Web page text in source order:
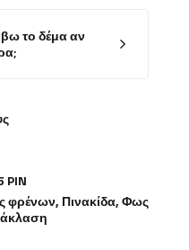
το δέμα αν
PIN
φρένων, Πινακίδα,Φως